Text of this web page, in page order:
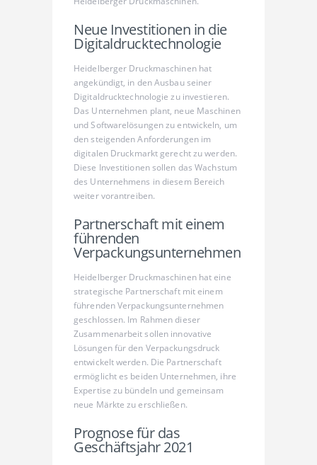
Neue Investitionen in die
Digitaldrucktechnologie
Heidelberger Druckmaschinen hat
angekündigt, in den Ausbau seiner
Digitaldrucktechnologie zu investieren.
Das Unternehmen plant, neue Maschinen
und Softwarelösungen zu entwickeln, um
den steigenden Anforderungen im
digitalen Druckmarkt gerecht zu werden.
Diese Investitionen sollen das Wachstum
des Unternehmens in diesem Bereich
weiter vorantreiben.
Partnerschaft mit einem
führenden
Verpackungsunternehmen
Heidelberger Druckmaschinen hat eine
strategische Partnerschaft mit einem
führenden Verpackungsunternehmen
geschlossen. Im Rahmen dieser
Zusammenarbeit sollen innovative
Lösungen für den Verpackungsdruck
entwickelt werden. Die Partnerschaft
ermöglicht es beiden Unternehmen, ihre
Expertise zu bündeln und gemeinsam
neue Märkte zu erschließen.
Prognose für das
Geschäftsjahr 2021